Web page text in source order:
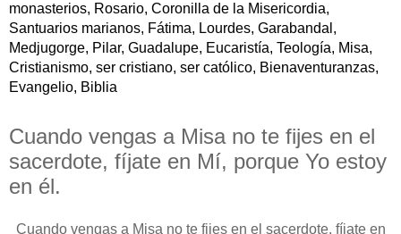
monasterios, Rosario, Coronilla de la Misericordia,
Santuarios marianos, Fátima, Lourdes, Garabandal,
Medjugorge, Pilar, Guadalupe, Eucaristía, Teología, Misa,
Cristianismo, ser cristiano, ser católico, Bienaventuranzas,
Evangelio, Biblia
Cuando vengas a Misa no te fijes en el
sacerdote, fíjate en Mí, porque Yo estoy
en él.
Cuando vengas a Misa no te fijes en el sacerdote, fíjate en